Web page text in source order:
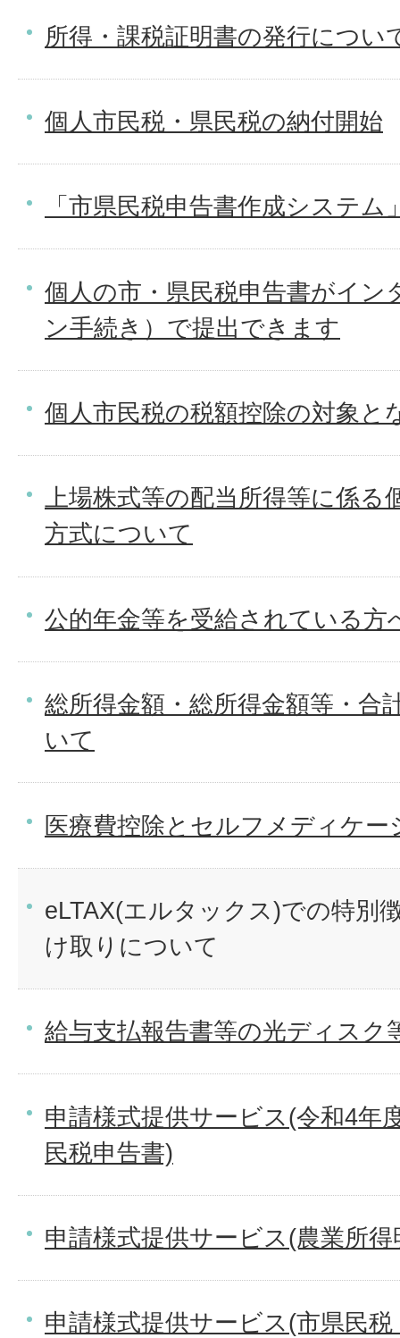
所得・課税証明書の発行につい
個人市民税・県民税の納付開始
「市県民税申告書作成システ
個人の市・県民税申告書がイン
ン手続き）で提出できます
個人市民税の税額控除の対象と
上場株式等の配当所得等に係る
方式について
公的年金等を受給されている方
総所得金額・総所得金額等・合
いて
医療費控除とセルフメディケ
eLTAX(エルタックス)での特別
け取りについて
給与支払報告書等の光ディスク
申請様式提供サービス(令和4年
民税申告書)
申請様式提供サービス(農業所得
申請様式提供サービス(市県民